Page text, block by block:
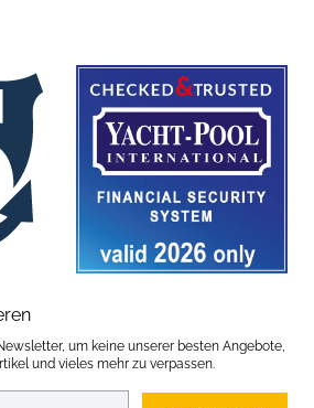
um keine unserer besten Angebote,
und vieles mehr zu verpassen.